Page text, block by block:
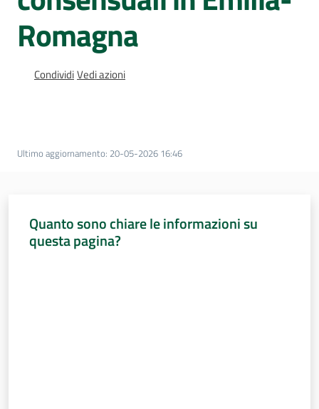
Assemblea
legislativa
Assemblea
Argomenti
Per i cittadini
Romagna
CondividiVedi azioni
Ultimo aggiornamento: 20-05-2026 16:46
Quanto sono chiare le informazioni su
questa pagina?